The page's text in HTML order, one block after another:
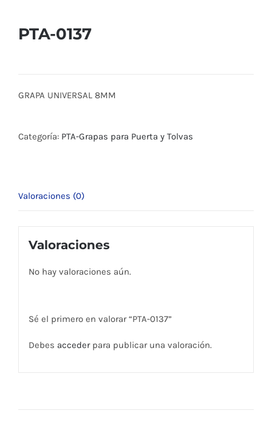
PTA-0137
GRAPA UNIVERSAL 8MM
Categoría: PTA-Grapas para Puerta y Tolvas
Valoraciones (0)
Valoraciones
No hay valoraciones aún.
Sé el primero en valorar “PTA-0137”
Debes accederpara publicar una valoración.